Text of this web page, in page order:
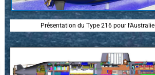
Présentation du Type 216 pour l’Australie